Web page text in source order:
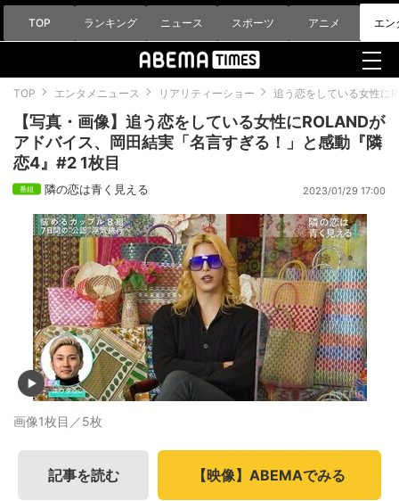
TOP ランキング ニュース スポーツ アニメ エン
TOP エンタメニュース リアリティーショー 追う恋をしている女性に
【写真・画像】追う恋をしている女性にROLANDが
アドバイス、岡田結実「名言すぎる！」と感動『隣
恋4』#2 1枚目
隣の恋は青く見える 2023/01/29 17:00
画像1枚目／5枚
記事を読む 【映像】ABEMAでみる